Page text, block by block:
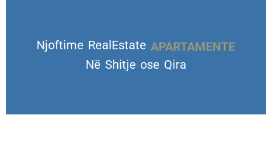
Njoftime RealEstate
VILA DHE TROJE